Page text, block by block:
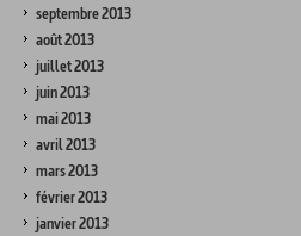
septembre 2013
août 2013
juillet 2013
juin 2013
mai 2013
avril 2013
mars 2013
février 2013
janvier 2013